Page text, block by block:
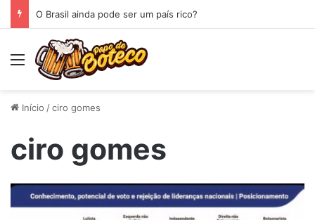
O Brasil ainda pode ser um país rico?
Menu
Início /ciro gomes
ciro gomes